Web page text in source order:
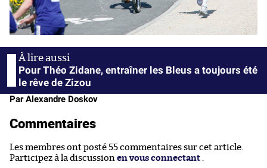
Pour Théo Zidane, entraîner les Bleus a toujours été
le rêve de Zizou
Par Alexandre Doskov
Commentaires
Les membres ont posté 55 commentaires sur cet article.
Participez à la discussion en vous connectant .